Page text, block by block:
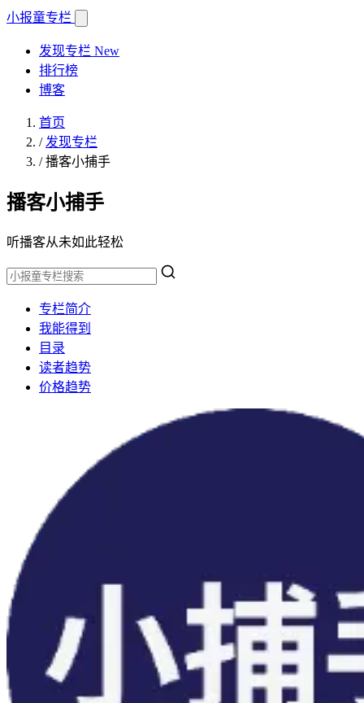
小报童专栏
发现专栏 New
排行榜
博客
首页
/ 发现专栏
/播客小捕手
播客小捕手
听播客从未如此轻松
专栏简介
我能得到
目录
读者趋势
价格趋势